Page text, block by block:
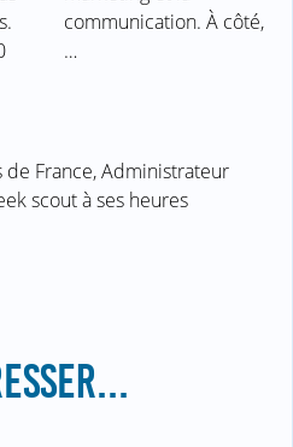
communication. À côté,
…
de France, Administrateur
scout à ses heures